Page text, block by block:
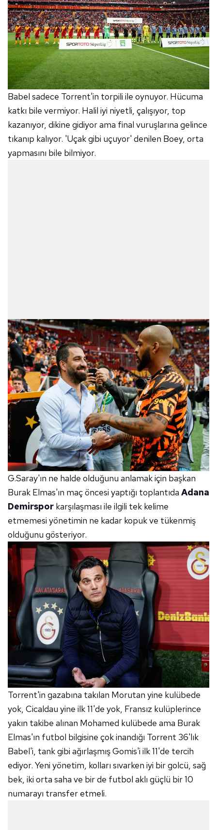
Babel sadece Torrent'in torpili ile oynuyor. Hücuma
katkı bile vermiyor. Halil iyi niyetli, çalışıyor, top
kazanıyor, dikine gidiyor ama final vuruşlarına gelince
tıkanıp kalıyor. 'Uçak gibi uçuyor' denilen Boey, orta
yapmasını bile bilmiyor.
G.Saray'ın ne halde olduğunu anlamak için başkan
Burak Elmas'ın maç öncesi yaptığı toplantıda Adana
Demirspor karşılaşması ile ilgili tek kelime
etmemesi yönetimin ne kadar kopuk ve tükenmiş
olduğunu gösteriyor.
Torrent'in gazabına takılan Morutan yine kulübede
yok, Cicaldau yine ilk 11'de yok, Fransız kulüplerince
yakın takibe alınan Mohamed kulübede ama Burak
Elmas'ın futbol bilgisine çok inandığı Torrent 36'lık
Babel'i, tank gibi ağırlaşmış Gomis'i ilk 11'de tercih
ediyor. Yeni yönetim, kolları sıvarken iyi bir golcü, sağ
bek, iki orta saha ve bir de futbol aklı güçlü bir 10
numarayı transfer etmeli.